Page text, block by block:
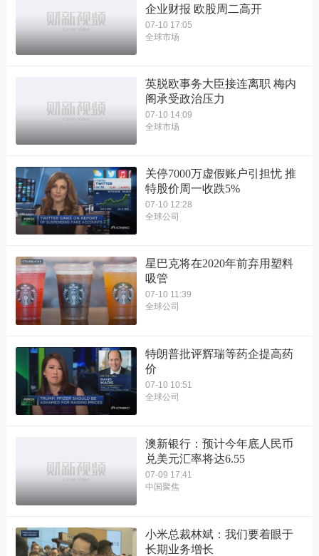
企业财报 欧股周二高开
07-10 17:05
全球市场
英脱欧事务大臣接连离职 梅内
阁承受政治压力
07-10 14:09
全球市场
关停7000万虚假账户引担忧 推
特股价周一收跌5%
07-10 12:28
全球公司
星巴克将在2020年前弃用塑料
吸管
07-10 11:39
全球公司
特朗普批评辉瑞等药企提高药
价
07-10 10:51
全球公司
澳新银行：预计今年底人民币
兑美元汇率将达6.55
07-09 17:41
中国聚焦
小米总裁林斌：我们要着眼于
长期业务增长